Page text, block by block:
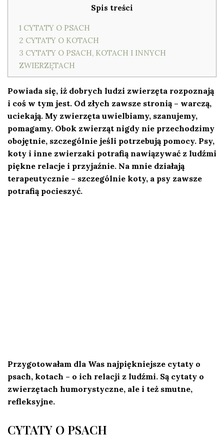
Spis treści
1 CYTATY O PSACH
2 CYTATY O KOTACH
3 CYTATY O PSACH, KOTACH I INNYCH
ZWIERZĘTACH
Powiada się, iż dobrych ludzi zwierzęta rozpoznają
i coś w tym jest. Od złych zawsze stronią – warczą,
uciekają. My zwierzęta uwielbiamy, szanujemy,
pomagamy. Obok zwierząt nigdy nie przechodzimy
obojętnie, szczególnie jeśli potrzebują pomocy. Psy,
koty i inne zwierzaki potrafią nawiązywać z ludźmi
piękne relacje i przyjaźnie. Na mnie działają
terapeutycznie – szczególnie koty, a psy zawsze
potrafią pocieszyć.
Przygotowałam dla Was najpiękniejsze cytaty o
psach, kotach – o ich relacji z ludźmi. Są cytaty o
zwierzętach humorystyczne, ale i też smutne,
refleksyjne.
CYTATY O PSACH